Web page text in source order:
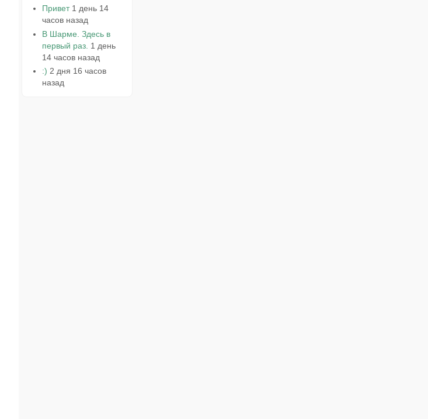
Привет 1 день 14
часов назад
В Шарме. Здесь в
первый раз. 1 день
14 часов назад
:) 2 дня 16 часов
назад